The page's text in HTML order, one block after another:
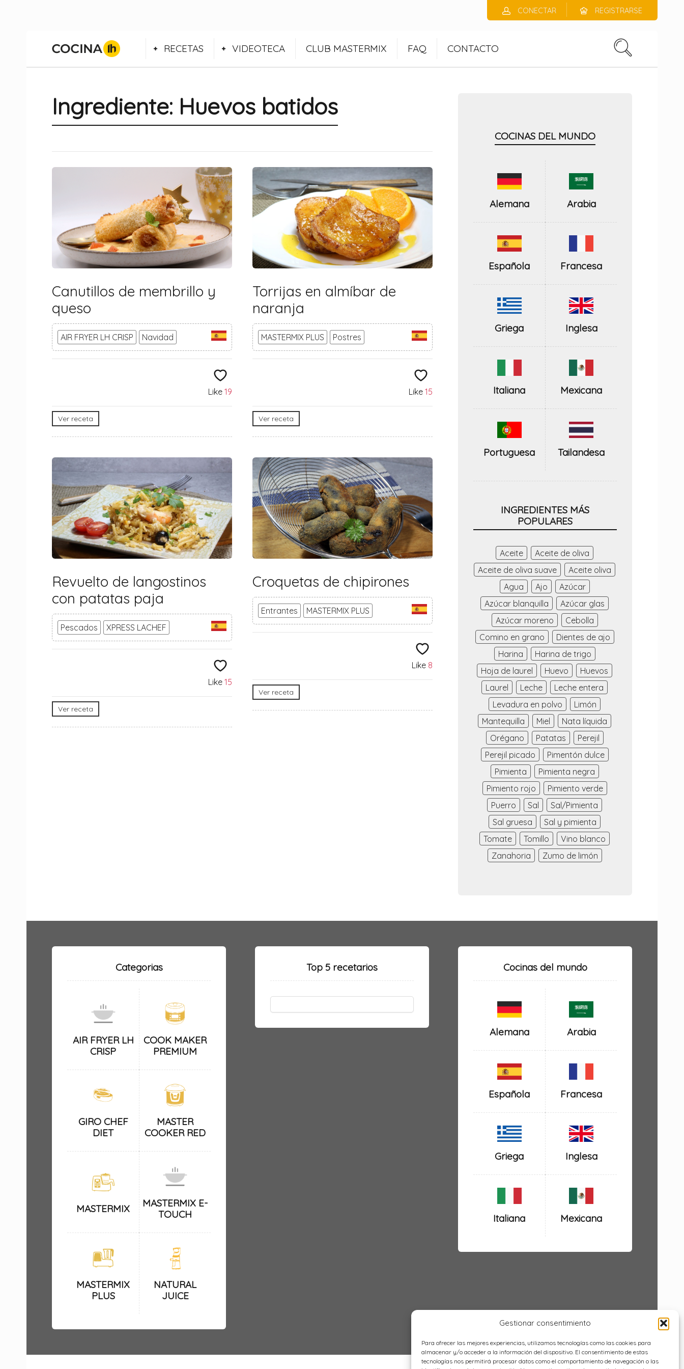
Gestionar consentimiento
Para ofrecer las mejores experiencias, utilizamos tecnologías como las cookies para
almacenar y/o acceder a la información del dispositivo. El consentimiento de estas
tecnologías nos permitirá procesar datos como el comportamiento de navegación o las
CONECTAR REGISTRARSE
RECETAS VIDEOTECA CLUB MASTERMIX FAQ CONTACTO
Ingrediente: Huevos batidos
Canutillos de membrillo y
queso
AIR FRYER LH CRISP Navidad
Like 19
Ver receta
Torrijas en almíbar de
naranja
MASTERMIX PLUS Postres
Like 15
Ver receta
Revuelto de langostinos
con patatas paja
Pescados XPRESS LACHEF
Like 15
Ver receta
Croquetas de chipirones
Entrantes MASTERMIX PLUS
Like 8
Ver receta
COCINAS DEL MUNDO
Alemana Arabia
Española Francesa
Griega Inglesa
Italiana Mexicana
Portuguesa Tailandesa
INGREDIENTES MÁS
POPULARES
Aceite
Aceite de oliva
Aceite de oliva suave
Aceite oliva
Agua
Ajo
Azúcar
Azúcar blanquilla
Azúcar glas
Azúcar moreno
Cebolla
Comino en grano
Dientes de ajo
Harina
Harina de trigo
Hoja de laurel
Huevo
Huevos
Laurel
Leche
Leche entera
Levadura en polvo
Limón
Mantequilla
Miel
Nata líquida
Orégano
Patatas
Perejil
Perejil picado
Pimentón dulce
Pimienta
Pimienta negra
Pimiento rojo
Pimiento verde
Puerro
Sal
Sal/Pimienta
Sal gruesa
Sal y pimienta
Tomate
Tomillo
Vino blanco
Zanahoria
Zumo de limón
Categorias
AIR FRYER LH
CRISP
COOK MAKER
PREMIUM
GIRO CHEF
DIET
MASTER
COOKER RED
MASTERMIX
MASTERMIX E-
TOUCH
MASTERMIX
PLUS
NATURAL
JUICE
Top 5 recetarios Cocinas del mundo
Alemana Arabia
Española Francesa
Griega Inglesa
Italiana Mexicana